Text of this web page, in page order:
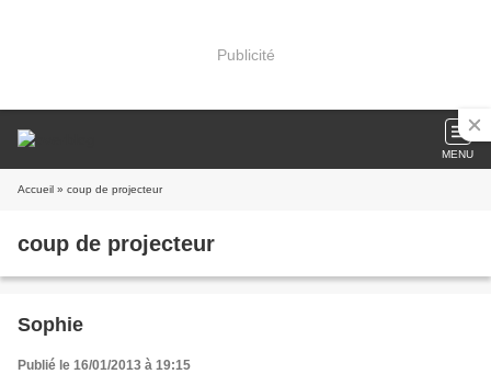
Publicité
MENU
Accueil » coup de projecteur
coup de projecteur
Sophie
Publié le 16/01/2013 à 19:15